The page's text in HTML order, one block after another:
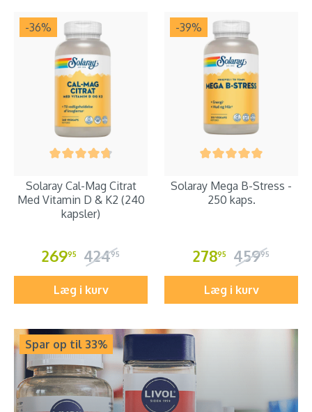
-36%
Solaray Cal-Mag Citrat
Med Vitamin D & K2 (240
kapsler)
26995 42495
Læg i kurv
-39%
Solaray Mega B-Stress -
250 kaps.
27895 45995
Læg i kurv
Spar op til 33%